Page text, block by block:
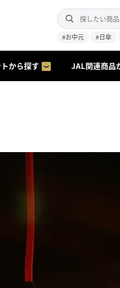
#お中元 #日傘
から探す JAL関連商品